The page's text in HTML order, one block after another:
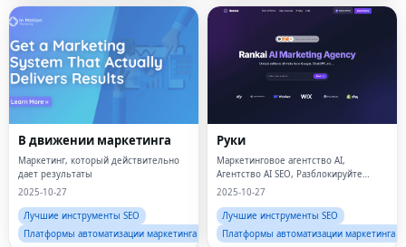
В движении маркетинга
Маркетинг, который действительно
дает результаты
2025-10-27
Лучшие инструменты SEO
Платформы автоматизации маркетинга
Руки
Маркетинговое агентство AI,
Агентство AI SEO, Разблокируйте
поисковый трафик с помощью AI
2025-10-27
Лучшие инструменты SEO
Платформы автоматизации маркетинга